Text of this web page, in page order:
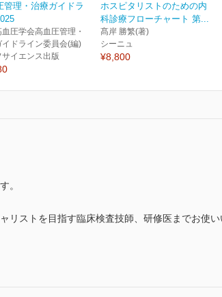
管理・治療ガイドラ
血圧学会高血圧管理・
イドライン委員会(編)
サイエンス出版
ホスピタリストのための内
科診療フローチャート 第...
髙岸 勝繁(著)
シーニュ
¥8,800
。
リストを目指す臨床検査技師、研修医までお使